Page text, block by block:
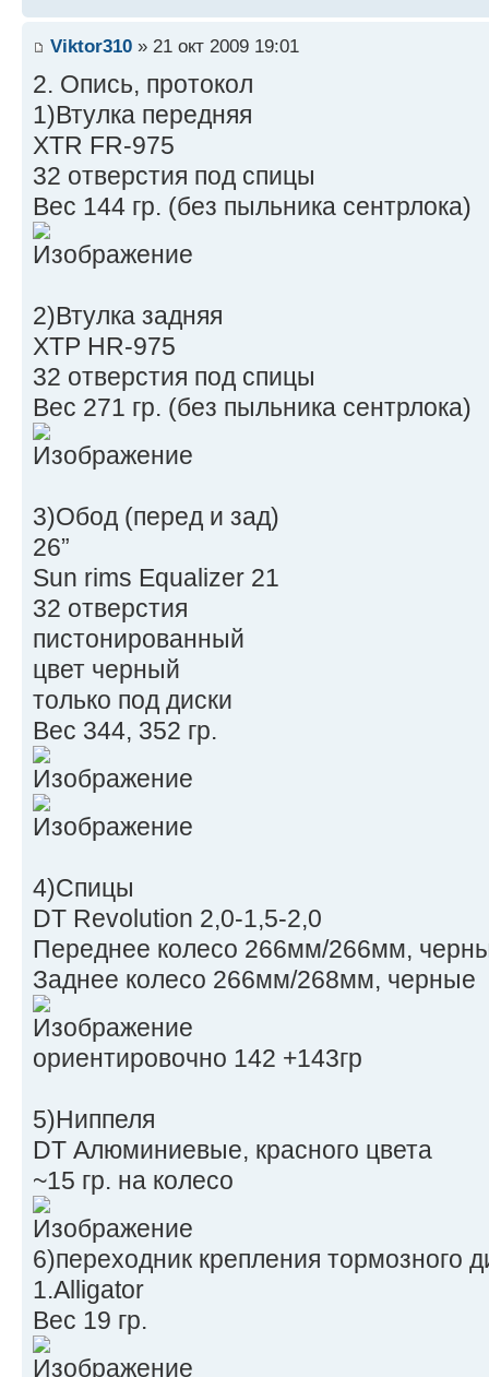
Viktor310 » 21 окт 2009 19:01
2. Опись, протокол
1)Втулка передняя
XTR FR-975
32 отверстия под спицы
Вес 144 гр. (без пыльника сентрлока)
2)Втулка задняя
ХТР HR-975
32 отверстия под спицы
Вес 271 гр. (без пыльника сентрлока)
3)Обод (перед и зад)
26”
Sun rims Equalizer 21
32 отверстия
пистонированный
цвет черный
только под диски
Вес 344, 352 гр.
4)Спицы
DT Revolution 2,0-1,5-2,0
Переднее колесо 266мм/266мм,
Заднее колесо 266мм/268мм, черные
ориентировочно 142 +143гр
5)Ниппеля
DT Алюминиевые, красного цвета
~15 гр. на колесо
6)переходник крепления тормозного
1.Alligator
Вес 19 гр.